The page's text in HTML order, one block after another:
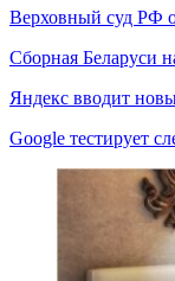
Верховный суд РФ
Сборная Беларуси
Яндекс вводит
Google тестирует